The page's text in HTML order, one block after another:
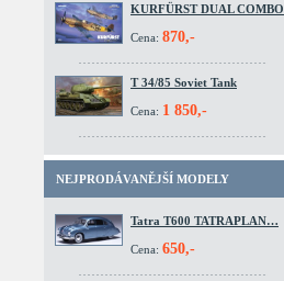
KURFÜRST DUAL COMBO
Cena: 870,-
T 34/85 Soviet Tank
Cena: 1 850,-
NEJPRODÁVANĚJŠÍ MODELY
Tatra T600 TATRAPLAN…
Cena: 650,-